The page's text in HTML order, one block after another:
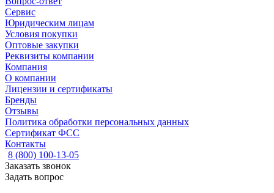
Сервис
Юридическим лицам
Условия покупки
Оптовые закупки
Реквизиты компании
Компания
О компании
Лицензии и сертификаты
Бренды
Отзывы
Политика обработки персональных данных
Сертификат ФСС
Контакты
8 (800) 100-13-05
Заказать звонок
Задать вопрос